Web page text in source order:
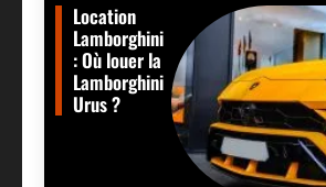
Location
Lamborghini
: Où louer la
Lamborghini
Urus ?